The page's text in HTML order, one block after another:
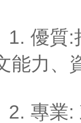
1. 優質:
能力、
2. 專業: